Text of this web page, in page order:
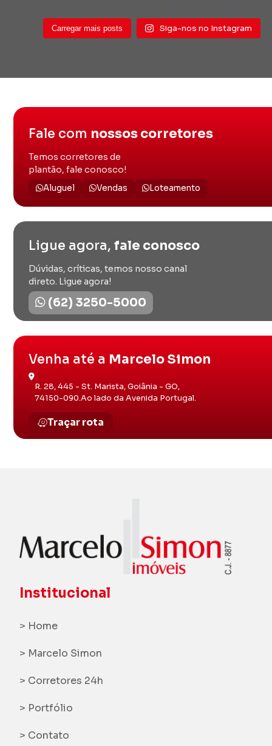
Carregar mais posts Siga-nos no Instagram
Fale com nossos corretores
Temos corretores de
plantão, fale conosco!
Aluguel Vendas Loteamento
Ligue agora, fale conosco
Dúvidas, críticas, temos nosso canal
direto. Ligue agora!
(62) 3250-5000
Venha até a Marcelo Simon
R. 28, 445 - St. Marista, Goiânia - GO,
74150-090.Ao lado da Avenida Portugal.
Traçar rota
Institucional
> Home
> Marcelo Simon
> Corretores 24h
> Portfólio
> Contato